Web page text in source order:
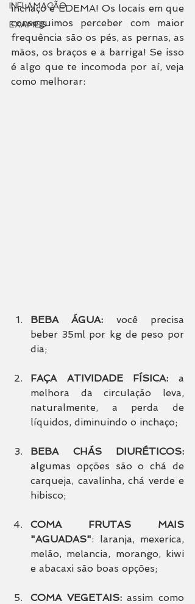
INFLAMAÇÃO
EXAMES
inchaço é EDEMA! Os locais em que
conseguimos perceber com maior
frequência são os pés, as pernas, as
mãos, os braços e a barriga! Se isso
é algo que te incomoda por aí, veja
como melhorar:
BEBA ÁGUA: você precisa
beber 35ml por kg de peso por
dia;
FAÇA ATIVIDADE FÍSICA: a
melhora da circulação leva,
naturalmente, a perda de
líquidos, diminuindo o inchaço;
BEBA CHÁS DIURÉTICOS:
algumas opções são o chá de
carqueja, cavalinha, chá verde e
hibisco;
COMA FRUTAS MAIS
"AGUADAS": laranja, mexerica,
melão, melancia, morango, kiwi
e abacaxi são boas opções;
COMA VEGETAIS: assim como